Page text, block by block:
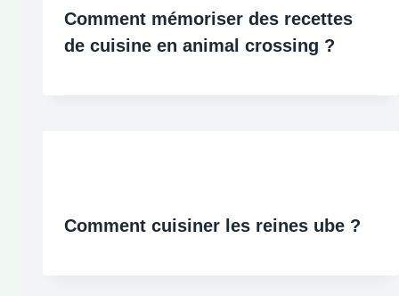
Comment mémoriser des recettes
de cuisine en animal crossing ?
Comment cuisiner les reines ube ?